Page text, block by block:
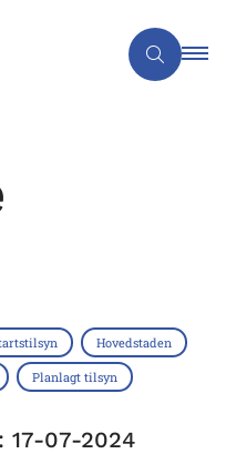
Hovedstaden
Planlagt tilsyn
17-07-2024